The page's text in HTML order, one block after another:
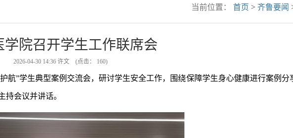
当前位置： 首页 > 齐鲁要闻
学院召开学生工作联席会
2026-04-30 14:36 许文 (点击： 160)
航”学生典型案例交流会，研讨学生安全工作，围绕保障学生身心健康进行案例分
持会议并讲话。